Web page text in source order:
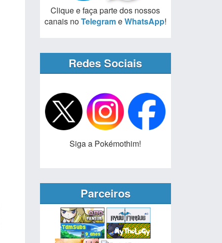
Clique e faça parte dos nossos
canais noTelegrameWhatsApp!
Redes Sociais
Siga a Pokémothim!
Parceiros